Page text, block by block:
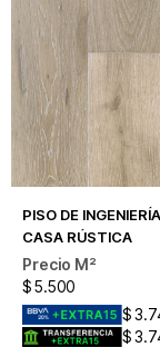
PISO DE
CASA RÚSTICA
$5.500
$
$